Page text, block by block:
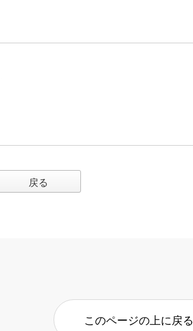
戻る
このページの上に戻る